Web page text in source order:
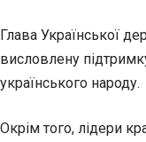
Глава Української
висловлену
українського народу.
Окрім того, лідери